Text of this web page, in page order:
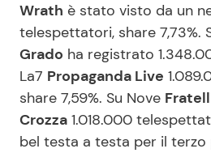
Wrath è stato visto da un
telespettatori, share 7,73%.
Grado ha registrato
La7 Propaganda Live
share 7,59%. Su Nove
Crozza 1.018.000
bel testa a testa per il